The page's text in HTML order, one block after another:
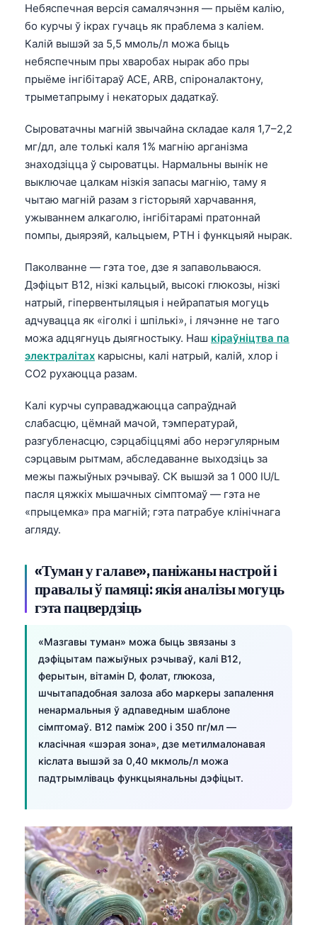
Небяспечная версія самалячэння — прыём калію,
бо курчы ў ікрах гучаць як праблема з каліем.
Калій вышэй за 5,5 ммоль/л можа быць
небяспечным пры хваробах нырак або пры
прыёме інгібітараў ACE, ARB, спіроналактону,
трыметапрыму і некаторых дадаткаў.
Сыроватачны магній звычайна складае каля 1,7–2,2
мг/дл, але толькі каля 1% магнію арганізма
знаходзіцца ў сыроватцы. Нармальны вынік не
выключае цалкам нізкія запасы магнію, таму я
чытаю магній разам з гісторыяй харчавання,
ужываннем алкаголю, інгібітарамі пратоннай
помпы, дыярэяй, кальцыем, PTH і функцыяй нырак.
Паколванне — гэта тое, дзе я запавольваюся.
Дэфіцыт B12, нізкі кальцый, высокі глюкозы, нізкі
натрый, гіпервентыляцыя і нейрапатыя могуць
адчувацца як «іголкі і шпількі», і лячэнне не таго
можа адцягнуць дыягностыку. Наш кіраўніцтва па
электралітах карысны, калі натрый, калій, хлор і
CO2 рухаюцца разам.
Калі курчы суправаджаюцца сапраўднай
слабасцю, цёмнай мачой, тэмпературай,
разгубленасцю, сэрцабіццямі або нерэгулярным
сэрцавым рытмам, абследаванне выходзіць за
межы пажыўных рэчываў. CK вышэй за 1 000 IU/L
пасля цяжкіх мышачных сімптомаў — гэта не
«прыцемка» пра магній; гэта патрабуе клінічнага
агляду.
«Туман у галаве», паніжаны настрой і
правалы ў памяці: якія аналізы могуць
гэта пацвердзіць
«Мазгавы туман» можа быць звязаны з
дэфіцытам пажыўных рэчываў, калі B12,
ферытын, вітамін D, фолат, глюкоза,
шчытападобная залоза або маркеры запалення
ненармальныя ў адпаведным шаблоне
сімптомаў. B12 паміж 200 і 350 пг/мл —
класічная «шэрая зона», дзе метилмалонавая
кіслата вышэй за 0,40 мкмоль/л можа
падтрымліваць функцыянальны дэфіцыт.
Kiswahili
አማርኛ
Українська
O‘zbekcha
Hrvatski
Slovenčina
كوردی‎
پښتو
سنڌي
অসমীয়া
Galego
Македонски јазик
Euskara
Gàidhlig
Occitan
العربية المغربية
Afrikaans
ພາສາລາວ
Basa Jawa
Cebuano
ئۇيغۇرچە
Кыргызча
Esperanto
Ślōnskŏ gŏdka
Norsk bokmål